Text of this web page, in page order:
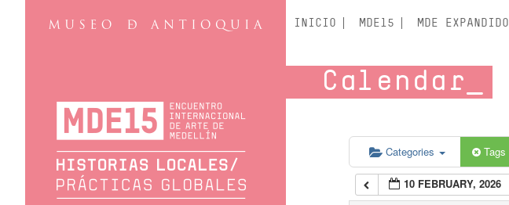
INICIO MDE15 MDE EXPANDIDO
Calendar
Categories Tags
10 FEBRUARY, 2026
5:00 am
6:00 am
7:00 am